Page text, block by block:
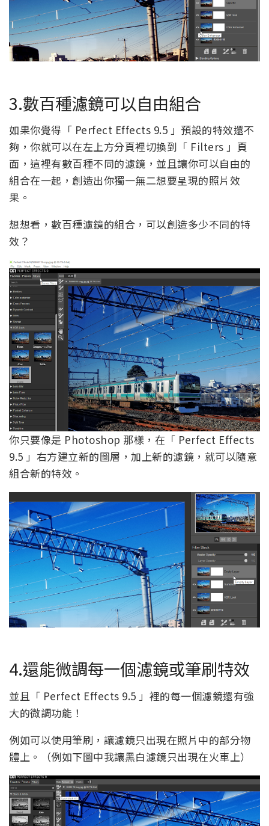
3.數百種濾鏡可以自由組合
如果你覺得「 Perfect Effects 9.5 」預設的特效還不
夠，你就可以在左上方分頁裡切換到「 Filters 」頁
面，這裡有數百種不同的濾鏡，並且讓你可以自由的
組合在一起，創造出你獨一無二想要呈現的照片效
果。
想想看，數百種濾鏡的組合，可以創造多少不同的特
效？
你只要像是 Photoshop 那樣，在「 Perfect Effects
9.5 」右方建立新的圖層，加上新的濾鏡，就可以隨意
組合新的特效。
4.還能微調每一個濾鏡或筆刷特效
並且「 Perfect Effects 9.5 」裡的每一個濾鏡還有強
大的微調功能！
例如可以使用筆刷，讓濾鏡只出現在照片中的部分物
體上。（例如下圖中我讓黑白濾鏡只出現在火車上）